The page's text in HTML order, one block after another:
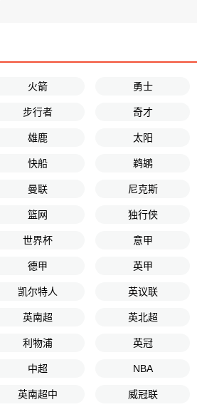
火箭 勇士
步行者 奇才
雄鹿 太阳
快船 鹈鹕
曼联 尼克斯
篮网 独行侠
世界杯 意甲
德甲 英甲
凯尔特人 英议联
英南超 英北超
利物浦 英冠
中超 NBA
英南超中 威冠联